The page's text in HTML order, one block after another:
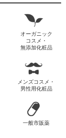
オーガニック
コスメ・
無添加化粧品
メンズコスメ・
男性用化粧品
一般市販薬